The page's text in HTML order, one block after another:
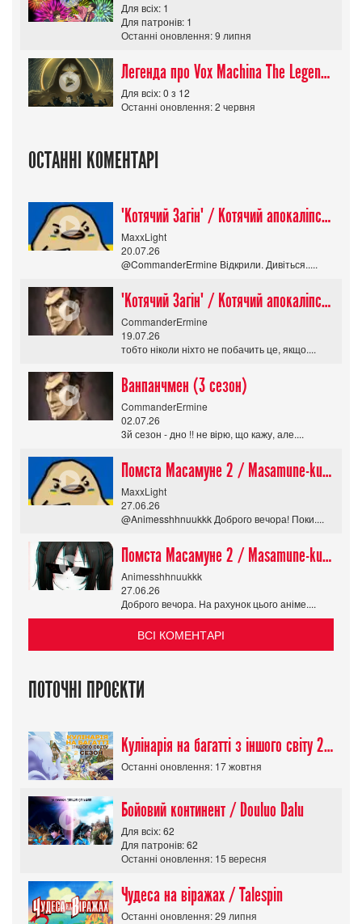
Для всіх: 1
Для патронів: 1
Останні оновлення: 9 липня
Легенда про Vox Machina The Legend of Vox Machina (Сезон 4)
Для всіх: 0 з 12
Останні оновлення: 2 червня
ОСТАННІ КОМЕНТАРІ
"Котячий Загін" / Котячий апокаліпсис / Cat Shit One
MaxxLight
20.07.26
@CommanderErmine Відкрили. Дивіться.....
"Котячий Загін" / Котячий апокаліпсис / Cat Shit One
CommanderErmine
19.07.26
тобто ніколи ніхто не побачить це, якщо....
Ванпанчмен (3 сезон)
CommanderErmine
02.07.26
3й сезон - дно !! не вірю, що кажу, але....
Помста Масамуне 2 / Masamune-kun no Revenge R
MaxxLight
27.06.26
@Animesshhnuukkk Доброго вечора! Поки....
Помста Масамуне 2 / Masamune-kun no Revenge R
Animesshhnuukkk
27.06.26
Доброго вечора. На рахунок цього аніме....
ВСІ КОМЕНТАРІ
ПОТОЧНІ ПРОЄКТИ
Кулінарія на багатті з іншого світу 2 сезон/ Tondemo Skill de Isekai Hourou
Останні оновлення: 17 жовтня
Бойовий континент / Douluo Dalu
Для всіх: 62
Для патронів: 62
Останні оновлення: 15 вересня
Чудеса на віражах / Talespin
Останні оновлення: 29 липня